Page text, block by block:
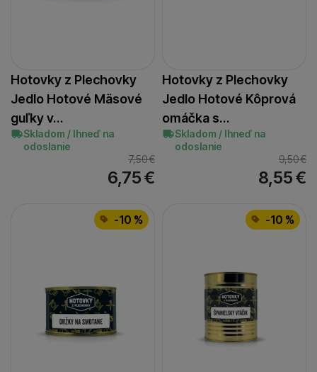
Hotovky z Plechovky
Jedlo Hotové Mäsové
guľky v…
Skladom / Ihneď na
odoslanie
7,50€
6,75€
Hotovky z Plechovky
Jedlo Hotové Kôprová
omáčka s…
Skladom / Ihneď na
odoslanie
9,50€
8,55€
-10 % -10 %